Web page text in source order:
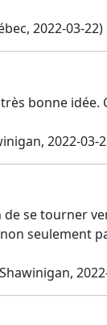
2022-03-22)
très bonne
2022-03-
de se tourner
seulement